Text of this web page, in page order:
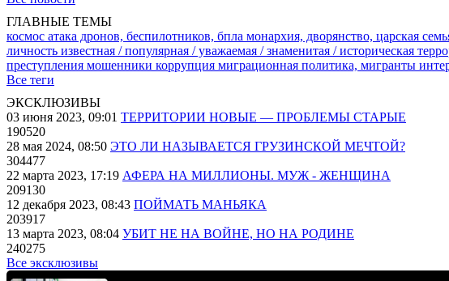
ГЛАВНЫЕ ТЕМЫ
космос атака дронов, беспилотников, бпла монархия, дворянство, царская
личность известная / популярная / уважаемая / знаменитая / историческая
преступления мошенники коррупция миграционная политика, мигранты
Все теги
ЭКСКЛЮЗИВЫ
03 июня 2023, 09:01 ТЕРРИТОРИИ НОВЫЕ — ПРОБЛЕМЫ СТАРЫЕ
190520
28 мая 2024, 08:50 ЭТО ЛИ НАЗЫВАЕТСЯ ГРУЗИНСКОЙ МЕЧТОЙ?
304477
22 марта 2023, 17:19 АФЕРА НА МИЛЛИОНЫ. МУЖ - ЖЕНЩИНА
209130
12 декабря 2023, 08:43 ПОЙМАТЬ МАНЬЯКА
203917
13 марта 2023, 08:04 УБИТ НЕ НА ВОЙНЕ, НО НА РОДИНЕ
240275
Все эксклюзивы